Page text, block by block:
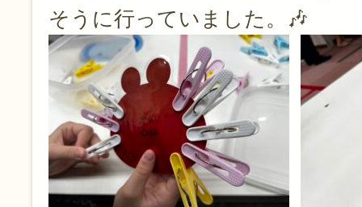
そうに行っていました。🎶